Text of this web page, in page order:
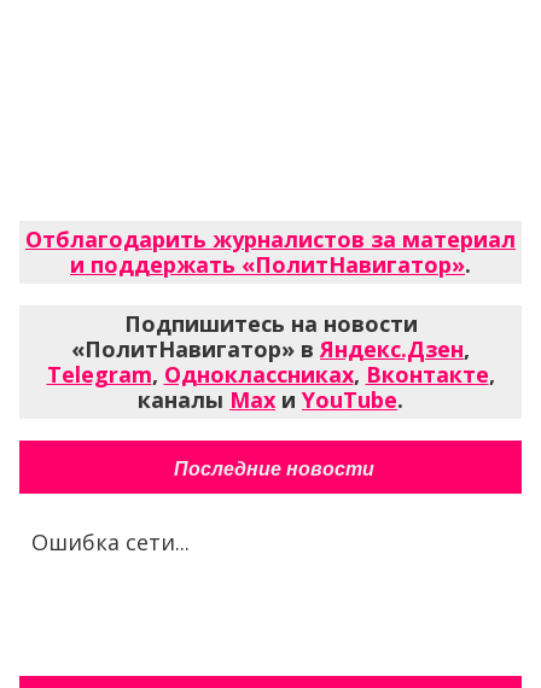
Отблагодарить журналистов за материал
и поддержать «ПолитНавигатор».
Подпишитесь на новости
«ПолитНавигатор» вЯндекс.Дзен,
Telegram, Одноклассниках, Вконтакте,
каналы Max и YouTube.
Последние новости
Ошибка сети...